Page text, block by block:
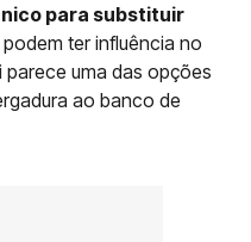
para substituir
ter influência no
parece uma das opções
ao banco de